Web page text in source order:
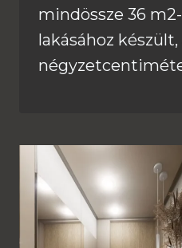
mindössze 36 m2-
lakásához